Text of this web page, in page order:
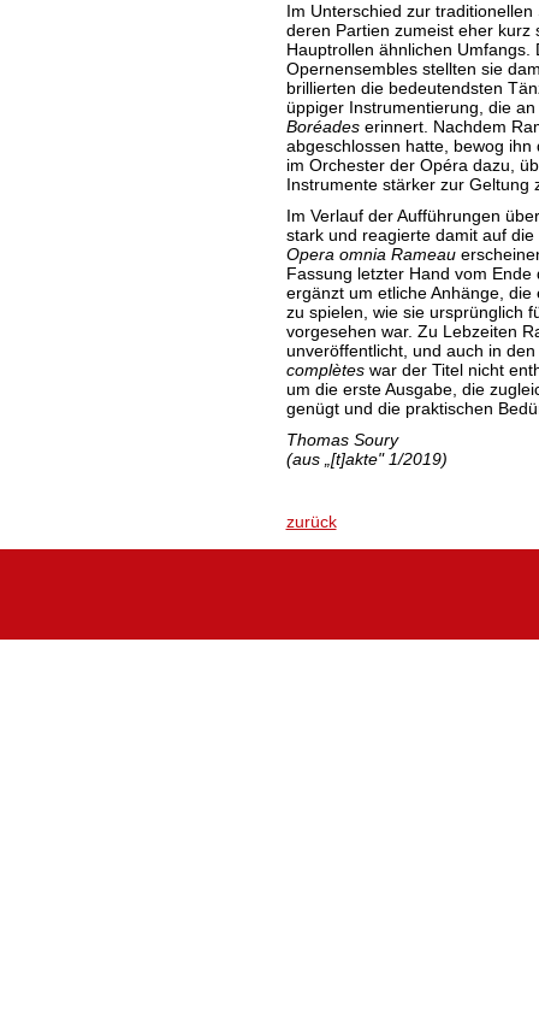
Im Unterschied zur
deren Partien zumeist eher kurz
Hauptrollen ähnlichen Umfangs.
Opernensembles stellten sie
brillierten die bedeutendsten
üppiger Instrumentierung, die
Boréadeserinnert. Nachdem
abgeschlossen hatte, bewog
im Orchester der Opéra dazu,
Instrumente stärker zur Geltung
Im Verlauf der Aufführungen
stark und reagierte damit auf die
Opera omnia Rameau
Fassung letzter Hand vom
ergänzt um etliche Anhänge,
zu spielen, wie sie ursprünglich
vorgesehen war. Zu Lebzeiten
unveröffentlicht, und auch in
complèteswar der Titel nicht
um die erste Ausgabe, die
genügt und die praktischen
Thomas Soury
(aus „[t]akte" 1/2019)
zurück